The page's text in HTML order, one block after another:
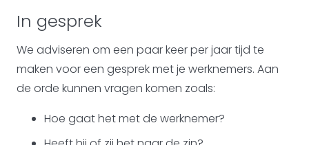
In gesprek
We adviseren om een paar keer per jaar tijd te
maken voor een gesprek met je werknemers. Aan
de orde kunnen vragen komen zoals:
Hoe gaat het met de werknemer?